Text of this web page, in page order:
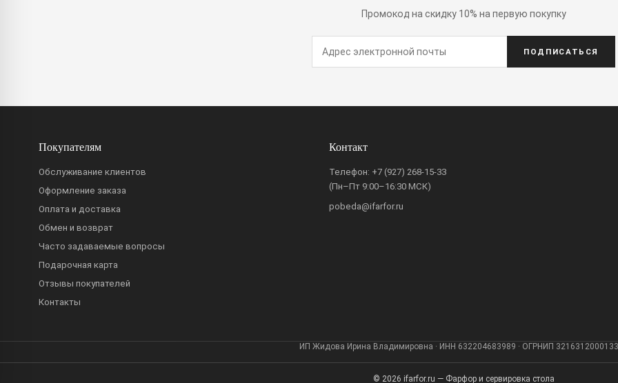
Промокод на скидку 10% на первую покупку
ПОДПИСАТЬСЯ
Покупателям
Обслуживание клиентов
Оформление заказа
Оплата и доставка
Обмен и возврат
Часто задаваемые вопросы
Подарочная карта
Отзывы покупателей
Контакты
Контакт
Телефон: +7 (927) 268-15-33
(Пн–Пт 9:00–16:30 МСК)
pobeda@ifarfor.ru
ИП Жидова Ирина Владимировна · ИНН 632204683989 · ОГРНИП
© 2026 ifarfor.ru — Фарфор и сервировка стола